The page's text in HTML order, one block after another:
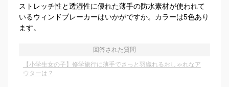
ストレッチ性と透湿性に優れた薄手の防水素材が使われて
いるウィンドブレーカーはいかがですか。カラーは5色あり
ます。
回答された質問
【小学生女の子】修学旅行に薄手でさっと羽織れるおしゃれなア
ウターは？